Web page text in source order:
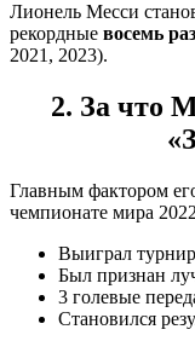
Лионель Месси
рекордные восемь раз
2021, 2023).
2. За что
Главным фактором
чемпионате мира
Выиграл
Был признан
3 голевые
Становился